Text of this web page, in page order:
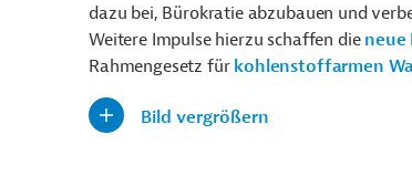
dazu bei, Bürokratie abzubauen und
Weitere Impulse hierzu schaffen die
Rahmengesetz für kohlenstoffarmen
Bild vergrößern